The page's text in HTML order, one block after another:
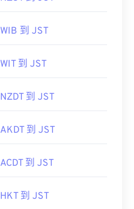
WIB 到 JST
WIT 到 JST
NZDT 到 JST
AKDT 到 JST
ACDT 到 JST
HKT 到 JST